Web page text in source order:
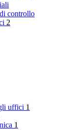
controllo
2
uffici 1
1